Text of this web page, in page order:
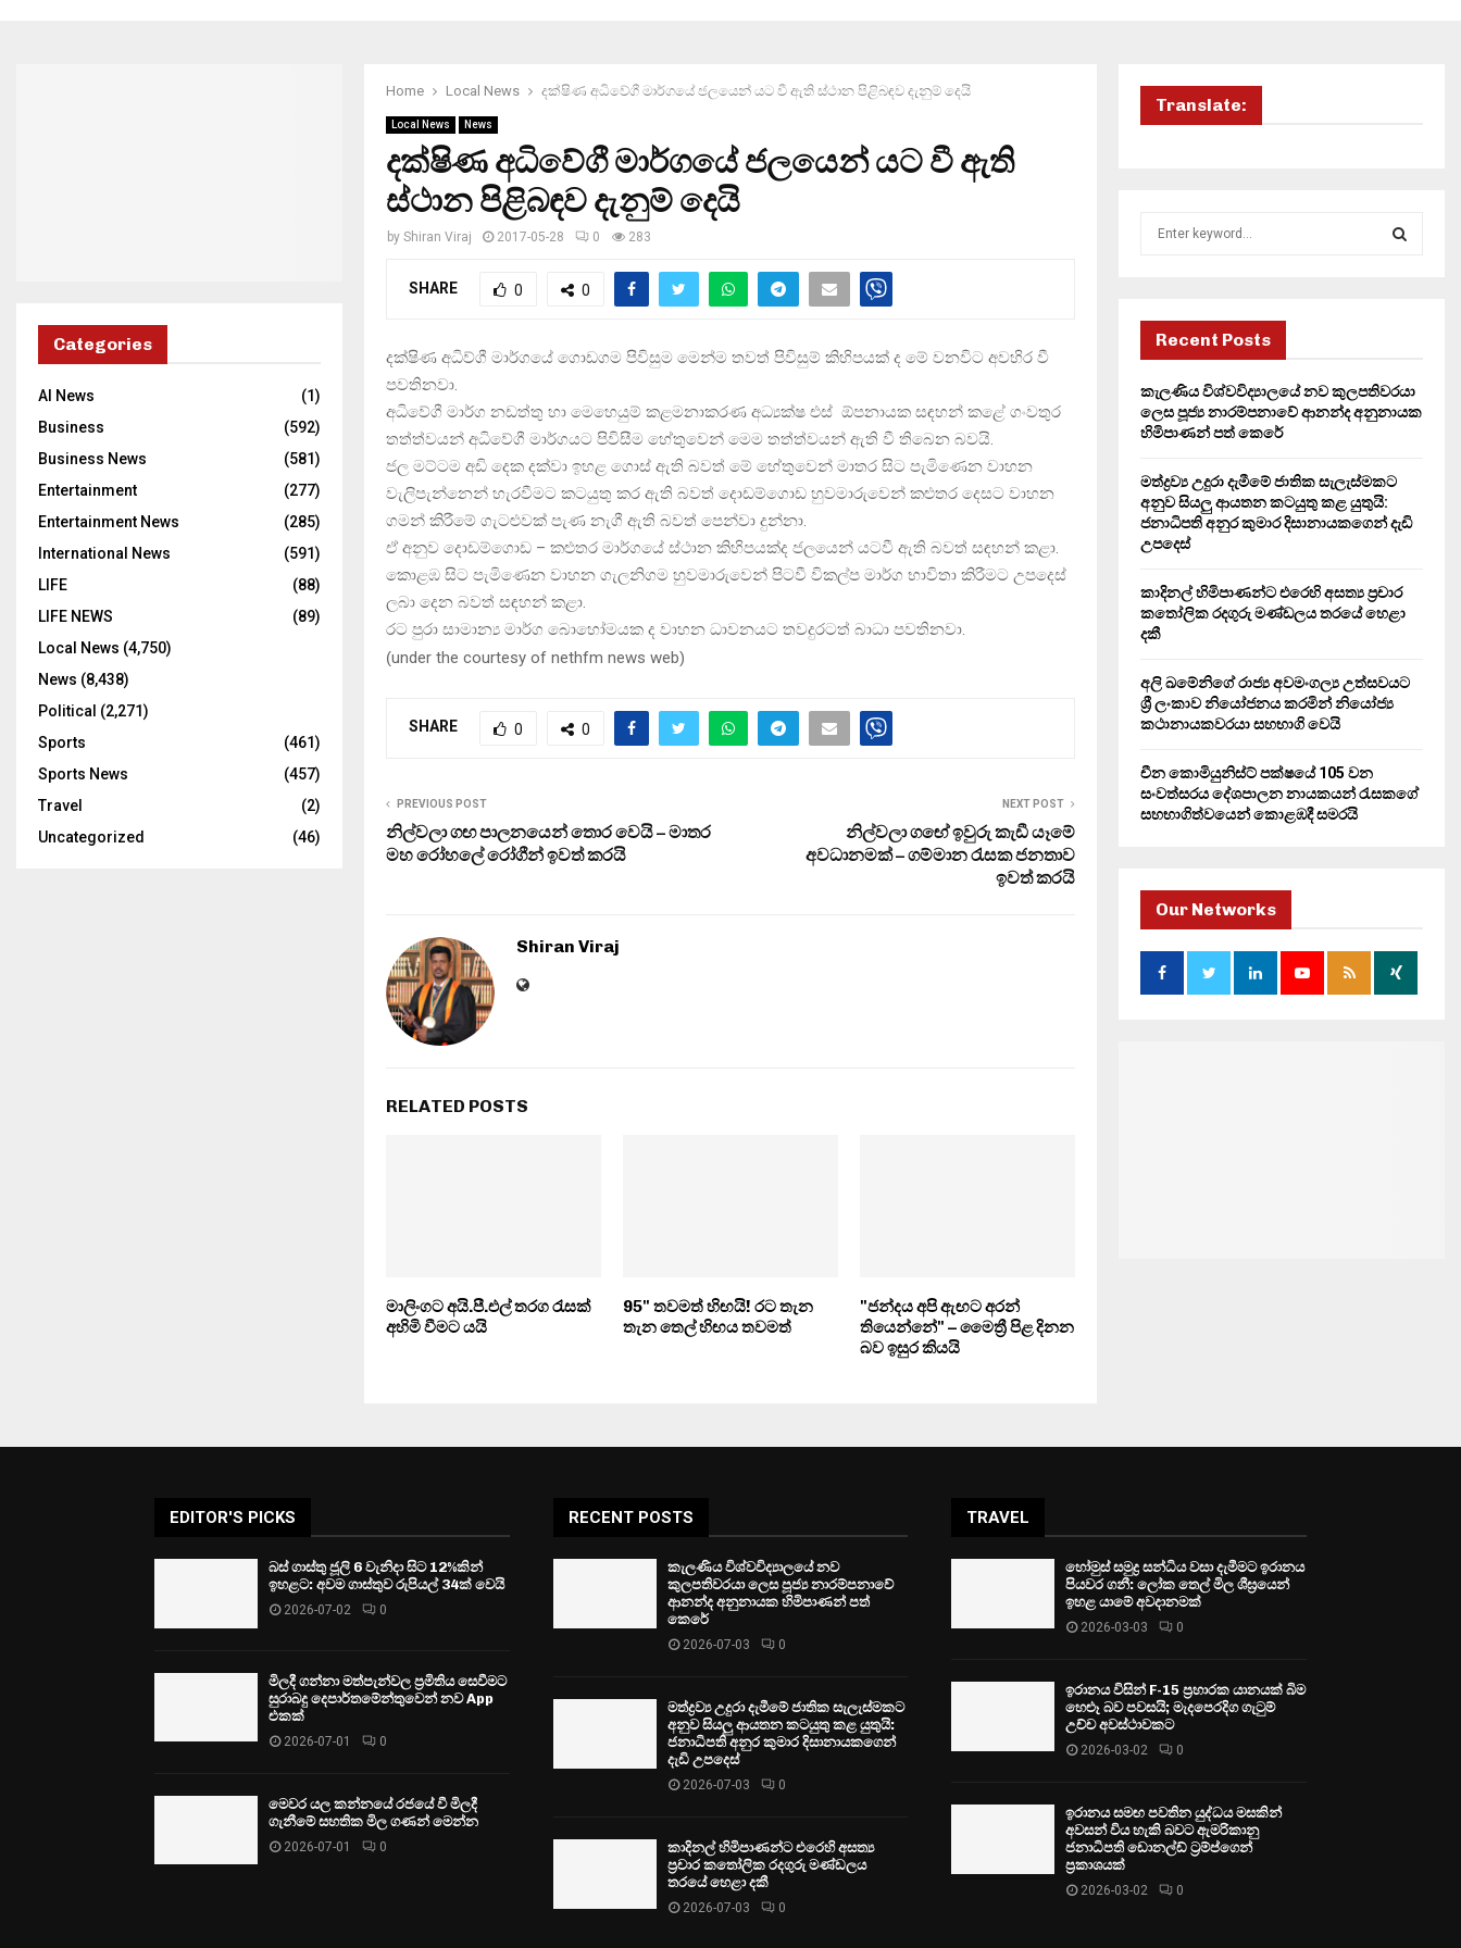
Home Local News දක්ෂිණ අධිවේගී මාර්ගයේ ජලයෙන් යට වී ඇති ස්ථාන පිළිබඳව දැනුම් දෙයි
Local News News
දක්ෂිණ අධිවේගී මාර්ගයේ ජලයෙන් යට වී ඇති
ස්ථාන පිළිබඳව දැනුම් දෙයි
by Shiran Viraj 2017-05-28 0 283
SHARE 0 0
දක්ෂිණ අධිව්ගී මාර්ගයේ ගොඩගම පිවිසුම මෙන්ම තවත් පිවිසුම් කිහිපයක් ද මේ වනවිට අවහිර වී
පවතිනවා.
අධිවේගී මාර්ග නඩත්තු හා මෙහෙයුම් කළමනාකරණ අධ්‍යක්ෂ එස් ඕපනායක සඳහන් කළේ ගංවතුර
තත්ත්වයන් අධිවේගී මාර්ගයට පිවිසීම හේතුවෙන් මෙම තත්ත්වයන් ඇති වී තිබෙන බවයි.
ජල මට්ටම අඩි දෙක දක්වා ඉහළ ගොස් ඇති බවත් මේ හේතුවෙන් මාතර සිට පැමිණෙන වාහන
වැලිපැන්නෙන් හැරවීමට කටයුතු කර ඇති බවත් දොඩම්ගොඩ හුවමාරුවෙන් කළුතර දෙසට වාහන
ගමන් කිරීමේ ගැටළුවක් පැණ නැගී ඇති බවත් පෙන්වා දුන්නා.
ඒ අනුව දොඩම්ගොඩ – කළුතර මාර්ගයේ ස්ථාන කිහිපයක්ද ජලයෙන් යටවී ඇති බවත් සඳහන් කළා.
කොළඹ සිට පැමිණෙන වාහන ගැලනිගම හුවමාරුවෙන් පිටවී විකල්ප මාර්ග භාවිතා කිරීමට උපදෙස්
ලබා දෙන බවත් සඳහන් කළා.
රට පුරා සාමාන්‍ය මාර්ග බොහෝමයක ද වාහන ධාවනයට තවදුරටත් බාධා පවතිනවා.
(under the courtesy of nethfm news web)
SHARE 0 0
PREVIOUS POST
නිල්වලා ගඟ පාලනයෙන් තොර වෙයි – මාතර
මහ රෝහලේ රෝගීන් ඉවත් කරයි
NEXT POST
නිල්වලා ගඟේ ඉවුරු කැඩී යෑමේ
අවධානමක් – ගම්මාන රැසක ජනතාව
ඉවත් කරයි
Shiran Viraj
RELATED POSTS
මාලිංගට අයි.පී.එල් තරග රැසක්
අහිමි වීමට යයි
95" තවමත් හිඟයි! රට තැන
තැන තෙල් හිඟය තවමත්
"ජන්දය අපි ඇඟට අරන්
තියෙන්නේ" – මෛත්‍රී පිළ දිනන
බව ඉසුර කියයි
Categories
AI News
(1)
Business
(592)
Business News
(581)
Entertainment
(277)
Entertainment News
(285)
International News
(591)
LIFE
(88)
LIFE NEWS
(89)
Local News (4,750)
News (8,438)
Political (2,271)
Sports
(461)
Sports News
(457)
Travel
(2)
Uncategorized
(46)
Translate:
f
r
:
R
Recent Posts
කැලණිය විශ්වවිද්‍යාලයේ නව කුලපතිවරයා
ලෙස පූජ්‍ය නාරම්පනාවේ ආනන්ද අනුනායක
හිමිපාණන් පත් කෙරේ
මත්ද්‍රව්‍ය උදුරා දැමීමේ ජාතික සැලැස්මකට
අනුව සියලු ආයතන කටයුතු කළ යුතුයි:
ජනාධිපති අනුර කුමාර දිසානායකගෙන් දැඩි
උපදෙස්
කාදිනල් හිමිපාණන්ට එරෙහි අසත්‍ය ප්‍රචාර
කතෝලික රදගුරු මණ්ඩලය තරයේ හෙළා
දකී
අලි ඛමේනිගේ රාජ්‍ය අවමංගල්‍ය උත්සවයට
ශ්‍රී ලංකාව නියෝජනය කරමින් නියෝජ්‍ය
කථානායකවරයා සහභාගි වෙයි
චීන කොමියුනිස්ට් පක්ෂයේ 105 වන
සංවත්සරය දේශපාලන නායකයන් රැසකගේ
සහභාගිත්වයෙන් කොළඹදී සමරයි
Our Networks
EDITOR'S PICKS
බස් ගාස්තු ජූලි 6 වැනිදා සිට 12%කින්
ඉහළට: අවම ගාස්තුව රුපියල් 34ක් වෙයි
2026-07-02 0
මිලදී ගන්නා මත්පැන්වල ප්‍රමිතිය සෙවීමට
සුරාබදු දෙපාර්තමේන්තුවෙන් නව App
එකක්
2026-07-01 0
මෙවර යල කන්නයේ රජයේ වී මිලදී
ගැනීමේ සහතික මිල ගණන් මෙන්න
2026-07-01 0
RECENT POSTS
කැලණිය විශ්වවිද්‍යාලයේ නව
කුලපතිවරයා ලෙස පූජ්‍ය නාරම්පනාවේ
ආනන්ද අනුනායක හිමිපාණන් පත්
කෙරේ
2026-07-03 0
මත්ද්‍රව්‍ය උදුරා දැමීමේ ජාතික සැලැස්මකට
අනුව සියලු ආයතන කටයුතු කළ යුතුයි:
ජනාධිපති අනුර කුමාර දිසානායකගෙන්
දැඩි උපදෙස්
2026-07-03 0
කාදිනල් හිමිපාණන්ට එරෙහි අසත්‍ය
ප්‍රචාර කතෝලික රදගුරු මණ්ඩලය
තරයේ හෙළා දකී
2026-07-03 0
TRAVEL
හෝමුස් සමුද්‍ර සන්ධිය වසා දැමීමට ඉරානය
පියවර ගනී: ලෝක තෙල් මිල ශීඝ්‍රයෙන්
ඉහළ යාමේ අවදානමක්
2026-03-03 0
ඉරානය විසින් F-15 ප්‍රහාරක යානයක් බිම
හෙළූ බව පවසයි; මැදපෙරදිග ගැටුම්
උච්ච අවස්ථාවකට
2026-03-02 0
ඉරානය සමඟ පවතින යුද්ධය මසකින්
අවසන් විය හැකි බවට ඇමරිකානු
ජනාධිපති ඩොනල්ඩ් ට්‍රම්ප්ගෙන්
ප්‍රකාශයක්
2026-03-02 0